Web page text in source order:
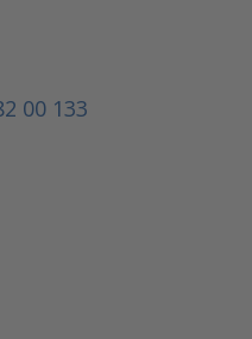
00 133